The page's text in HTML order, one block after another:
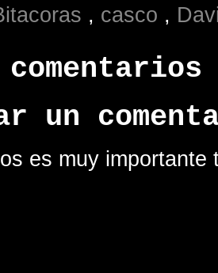
, casco ,
un
es muy